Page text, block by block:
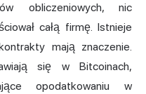
obliczeniowych, nic
całą firmę. Istnieje
mają znaczenie.
się w Bitcoinach,
opodatkowaniu w